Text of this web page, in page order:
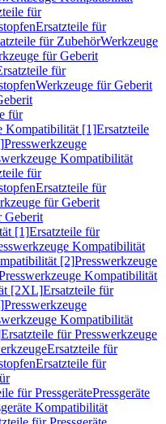
für
Ersatzteile für
für ZubehörWerkzeuge
für Geberit
für
Werkzeuge für Geberit
für
Kompatibilität [1]Ersatzteile
Presswerkzeuge
Kompatibilität
für
Ersatzteile für
für Geberit
Geberit
[1]Ersatzteile für
Kompatibilität
[2]Presswerkzeuge
Kompatibilität
[2XL]Ersatzteile für
Presswerkzeuge
Kompatibilität
Ersatzteile für Presswerkzeuge
Ersatzteile für
Ersatzteile für
für PressgerätePressgeräte
Kompatibilität